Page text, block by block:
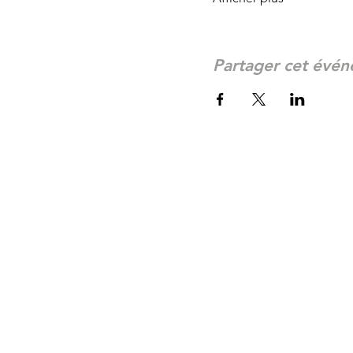
Partager cet